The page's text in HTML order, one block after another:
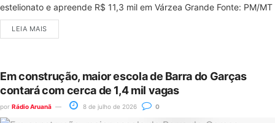
estelionato e apreende R$ 11,3 mil em Várzea Grande Fonte: PM/MT
LEIA MAIS
Em construção, maior escola de Barra do Garças
contará com cerca de 1,4 mil vagas
por Rádio Aruanã 8 de julho de 2026 0